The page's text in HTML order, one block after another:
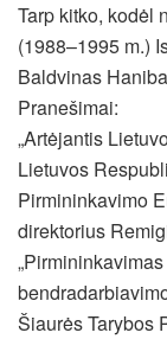
Tarp kitko, kodėl
(1988–1995 m.)
Baldvinas
Pranešimai:
„Artėjantis
Lietuvos
Pirmininkavimo
direktorius
Šiaurės Tarybos